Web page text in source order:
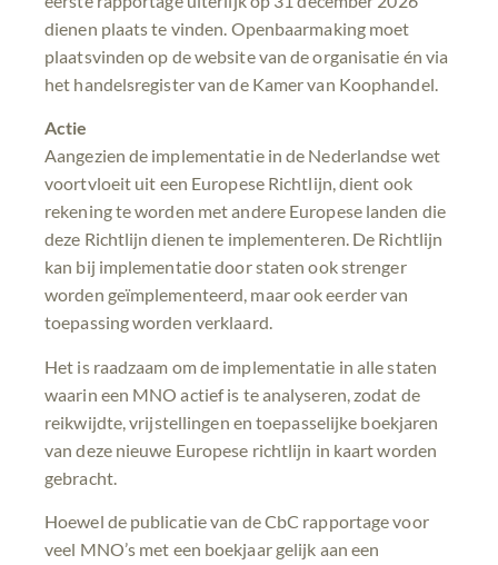
dienen plaats te vinden. Openbaarmaking moet
plaatsvinden op de website van de organisatie én via
het handelsregister van de Kamer van Koophandel.
Actie
Aangezien de implementatie in de Nederlandse wet
voortvloeit uit een Europese Richtlijn, dient ook
rekening te worden met andere Europese landen die
deze Richtlijn dienen te implementeren. De Richtlijn
kan bij implementatie door staten ook strenger
worden geïmplementeerd, maar ook eerder van
toepassing worden verklaard.
Het is raadzaam om de implementatie in alle staten
waarin een MNO actief is te analyseren, zodat de
reikwijdte, vrijstellingen en toepasselijke boekjaren
van deze nieuwe Europese richtlijn in kaart worden
gebracht.
Hoewel de publicatie van de CbC rapportage voor
veel MNO’s met een boekjaar gelijk aan een